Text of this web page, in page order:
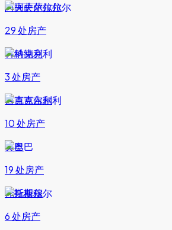
阿夫萨尔拉尔
29 处房产
科纳克利
3 处房产
吉克吉尔利
10 处房产
奥巴
19 处房产
托斯穆尔
6 处房产